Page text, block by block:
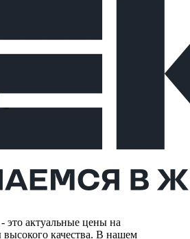
актуальные цены на
качества. В нашем